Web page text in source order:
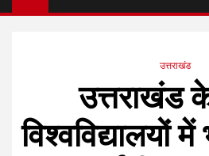
उत्तराखंड
उत्तराखंड
विश्वविद्यालयों में